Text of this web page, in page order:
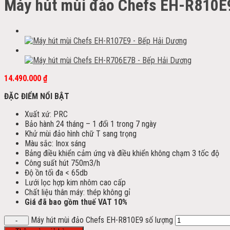
Máy hút mùi đảo Chefs EH-
14.490.000 ₫
ĐẶC ĐIỂM NỔI BẬT
Xuất xứ: PRC
Bảo hành 24 tháng – 1 đổi 1 trong 7 ngày
Khử mùi đảo hình chữ T sang trọng
Màu sắc: Inox sáng
Bảng điều khiển cảm ứng và điều khiển không chạm 3 tốc độ
Công suất hút 750m3/h
Độ ồn tối đa < 65db
Lưới lọc hợp kim nhôm cao cấp
Chất liệu thân máy: thép không gỉ
Giá đã bao gồm thuế VAT 10%
Máy hút mùi đảo Chefs EH-R810E9 số lượng